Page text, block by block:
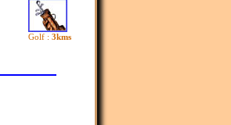
Golf : 3kms